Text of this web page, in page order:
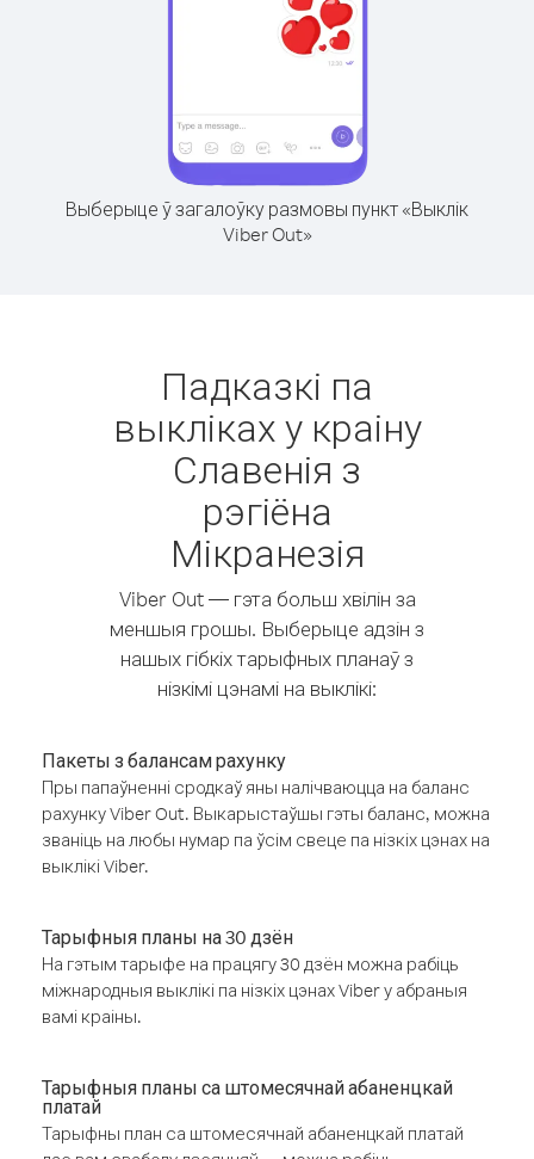
Выберыце ў загалоўку размовы пункт «Выклік
Viber Out»
Падказкі па
выкліках у краіну
Славенія з
рэгіёна
Мікранезія
Viber Out — гэта больш хвілін за
меншыя грошы. Выберыце адзін з
нашых гібкіх тарыфных планаў з
нізкімі цэнамі на выклікі:
Пакеты з балансам рахунку
Пры папаўненні сродкаў яны налічваюцца на баланс
рахунку Viber Out. Выкарыстаўшы гэты баланс, можна
званіць на любы нумар па ўсім свеце па нізкіх цэнах на
выклікі Viber.
Тарыфныя планы на 30 дзён
На гэтым тарыфе на працягу 30 дзён можна рабіць
міжнародныя выклікі па нізкіх цэнах Viber у абраныя
вамі краіны.
Тарыфныя планы са штомесячнай абаненцкай
платай
Тарыфны план са штомесячнай абаненцкай платай